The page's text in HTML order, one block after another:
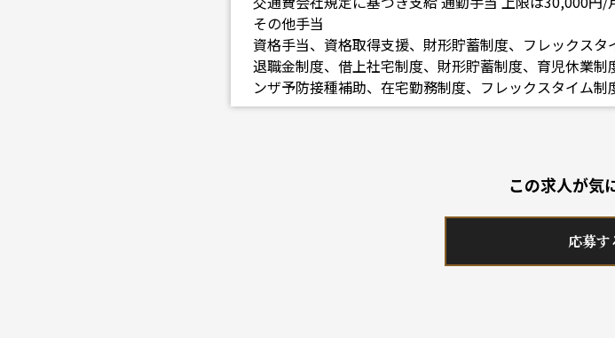
その他手当
資格手当、資格取得支援、財形貯蓄制度、フレックス
退職金制度、借上社宅制度、財形貯蓄制度、育児休業
ンザ予防接種補助、在宅勤務制度、フレックスタイム
この求人が気
応募す